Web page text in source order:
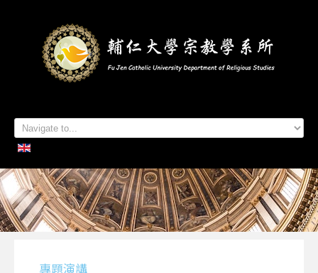
首頁
系所簡介
本系成員
學生專區
招生資訊
各項活動
研究及出版
系所友專區
聯絡我們
專題演講